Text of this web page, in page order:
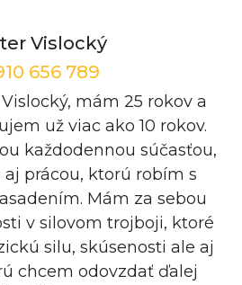
Vislocký
656 789
mám 25 rokov a
už viac ako 10 rokov.
každodennou súčasťou,
aj prácou, ktorú robím s
Mám za sebou
v silovom trojboji, ktoré
silu, skúsenosti ale aj
chcem odovzdať ďalej